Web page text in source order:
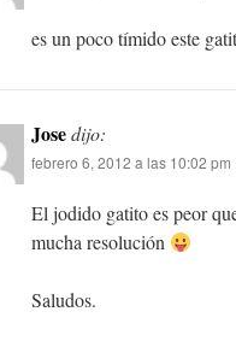
es un poco tímido este
Josedijo:
febrero 6, 2012 a las 10:02 pm
El jodido gatito es peor
mucha resolución
Saludos.